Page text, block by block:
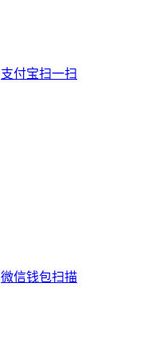
支付宝扫一扫
微信钱包扫描